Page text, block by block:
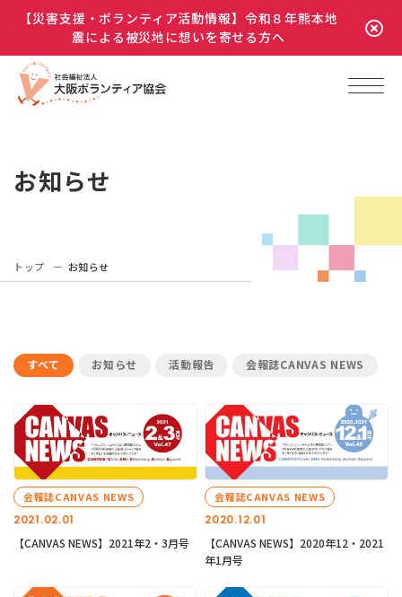
【災害支援・ボランティア活動情報】令和８年熊本地
震による被災地に想いを寄せる方へ
お知らせ
トップ お知らせ
すべて お知らせ 活動報告 会報誌CANVAS NEWS
2021.02.01
会報誌CANVAS NEWS
【CANVAS NEWS】2021年2・3月号
2020.12.01
会報誌CANVAS NEWS
【CANVAS NEWS】2020年12・2021
年1月号